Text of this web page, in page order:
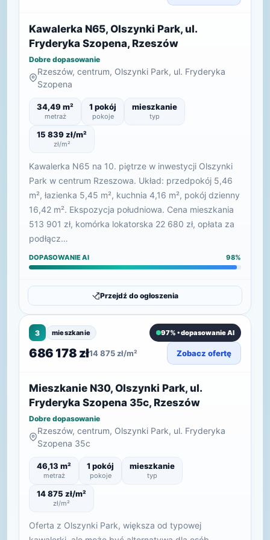
Kawalerka N65, Olszynki Park, ul.
Fryderyka Szopena, Rzeszów
Dobre dopasowanie
Rzeszów, centrum, Olszynki Park, ul. Fryderyka
Szopena
34,49 m²
metraż
1 pokój
pokoje
mieszkanie
typ
15 839 zł/m²
zł/m²
Kawalerka N65 na 10. piętrze w inwestycji Olszynki
Park w centrum Rzeszowa. Układ: przedpokój 5,46
m², łazienka 5,45 m², kuchnia 4,16 m², pokój dzienny
16,42 m². Ekspozycja południowa. Cena mieszkania
513 901 zł, komórka lokatorska 22 680 zł, opłata za
podłącz…
DOPASOWANIE AI 98%
Przejdź do ogłoszenia
3 mieszkanie 97% • dopasowanie AI
686 178 zł14 875 zł/m² Zobacz ofertę
Mieszkanie N30, Olszynki Park, ul.
Fryderyka Szopena 35c, Rzeszów
Dobre dopasowanie
Rzeszów, centrum, Olszynki Park, ul. Fryderyka
Szopena 35c
46,13 m²
metraż
1 pokój
pokoje
mieszkanie
typ
14 875 zł/m²
zł/m²
Oferta z Olszynki Park, większa od typowej